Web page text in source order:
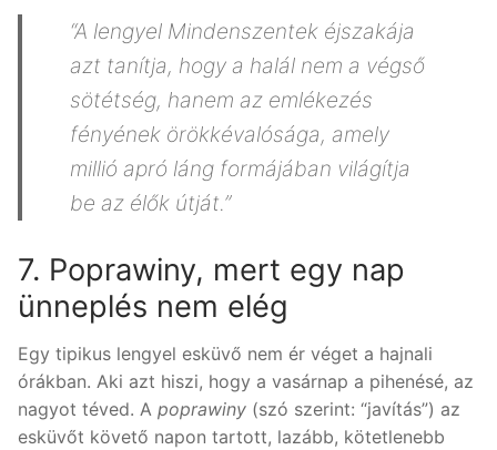
“A lengyel Mindenszentek éjszakája
azt tanítja, hogy a halál nem a végső
sötétség, hanem az emlékezés
fényének örökkévalósága, amely
millió apró láng formájában világítja
be az élők útját.”
7. Poprawiny, mert egy nap
ünneplés nem elég
Egy tipikus lengyel esküvő nem ér véget a hajnali
órákban. Aki azt hiszi, hogy a vasárnap a pihenésé, az
nagyot téved. A poprawiny (szó szerint: “javítás”) az
esküvőt követő napon tartott, lazább, kötetlenebb